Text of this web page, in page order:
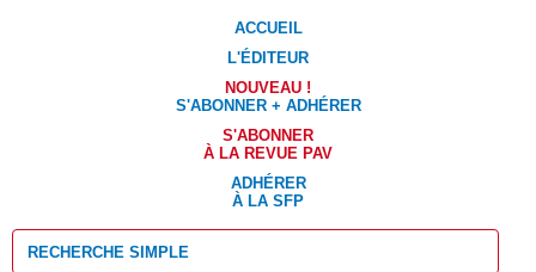
ACCUEIL
L'ÉDITEUR
NOUVEAU !
S'ABONNER + ADHÉRER
S'ABONNER
À LA REVUE PAV
ADHÉRER
À LA SFP